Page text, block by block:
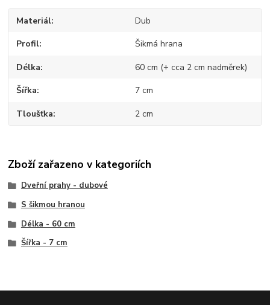
Materiál Dub
Profil Šikmá hrana
Délka 60 cm (+ cca 2 cm nadměrek)
Šířka 7 cm
Tloušťka 2 cm
Zboží zařazeno v kategoriích
Dveřní prahy - dubové
S šikmou hranou
Délka - 60 cm
Šířka - 7 cm